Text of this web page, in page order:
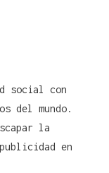
social con
del mundo.
la
en